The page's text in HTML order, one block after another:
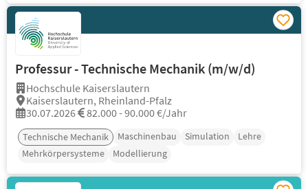
Professur - Technische Mechanik (m/w/d)
Hochschule Kaiserslautern
Kaiserslautern, Rheinland-Pfalz
30.07.2026
82.000 - 90.000 €/Jahr
Technische Mechanik Maschinenbau Simulation
Lehre
Mehrkörpersysteme
Modellierung